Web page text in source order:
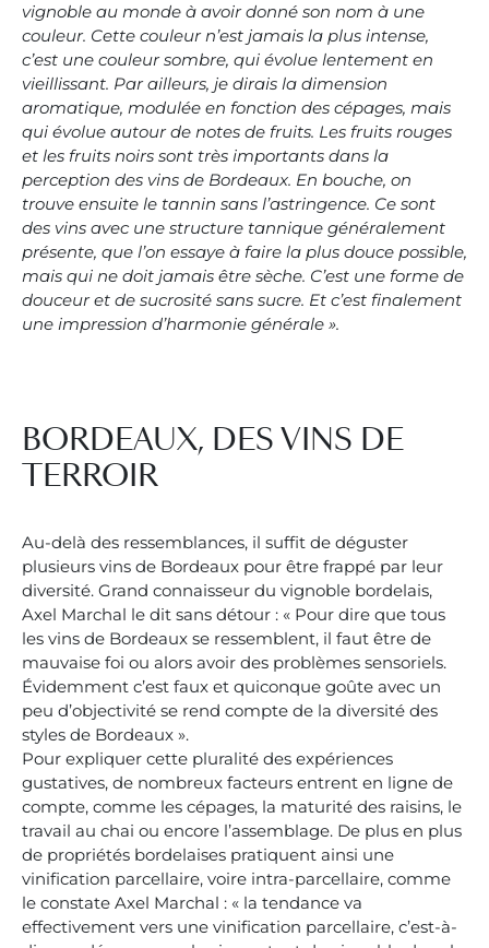
vignoble au monde à avoir donné son nom à une
couleur. Cette couleur n’est jamais la plus intense,
c’est une couleur sombre, qui évolue lentement en
vieillissant. Par ailleurs, je dirais la dimension
aromatique, modulée en fonction des cépages, mais
qui évolue autour de notes de fruits. Les fruits rouges
et les fruits noirs sont très importants dans la
perception des vins de Bordeaux. En bouche, on
trouve ensuite le tannin sans l’astringence. Ce sont
des vins avec une structure tannique généralement
présente, que l’on essaye à faire la plus douce possible,
mais qui ne doit jamais être sèche. C’est une forme de
douceur et de sucrosité sans sucre. Et c’est finalement
une impression d’harmonie générale ».
BORDEAUX, DES VINS DE
TERROIR
Au-delà des ressemblances, il suffit de déguster
plusieurs vins de Bordeaux pour être frappé par leur
diversité. Grand connaisseur du vignoble bordelais,
Axel Marchal le dit sans détour : « Pour dire que tous
les vins de Bordeaux se ressemblent, il faut être de
mauvaise foi ou alors avoir des problèmes sensoriels.
Évidemment c’est faux et quiconque goûte avec un
peu d’objectivité se rend compte de la diversité des
styles de Bordeaux ».
Pour expliquer cette pluralité des expériences
gustatives, de nombreux facteurs entrent en ligne de
compte, comme les cépages, la maturité des raisins, le
travail au chai ou encore l’assemblage. De plus en plus
de propriétés bordelaises pratiquent ainsi une
vinification parcellaire, voire intra-parcellaire, comme
le constate Axel Marchal : « la tendance va
effectivement vers une vinification parcellaire, c’est-à-